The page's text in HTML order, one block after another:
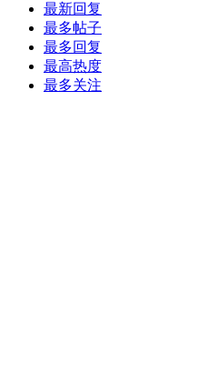
最新回复
最多帖子
最多回复
最高热度
最多关注